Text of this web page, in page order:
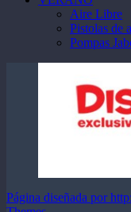
Aire Libre
Pistolas de
Pompas
Página diseñada por